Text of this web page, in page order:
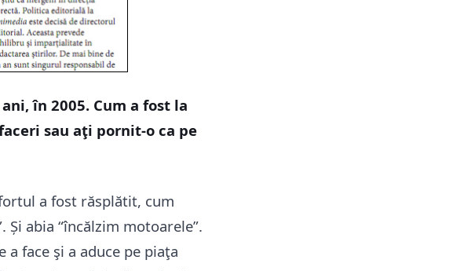
în 2005. Cum a fost la
sau aţi pornit-o ca pe
a fost răsplătit, cum
Și abia “încălzim motoarele”.
face şi a aduce pe piaţa